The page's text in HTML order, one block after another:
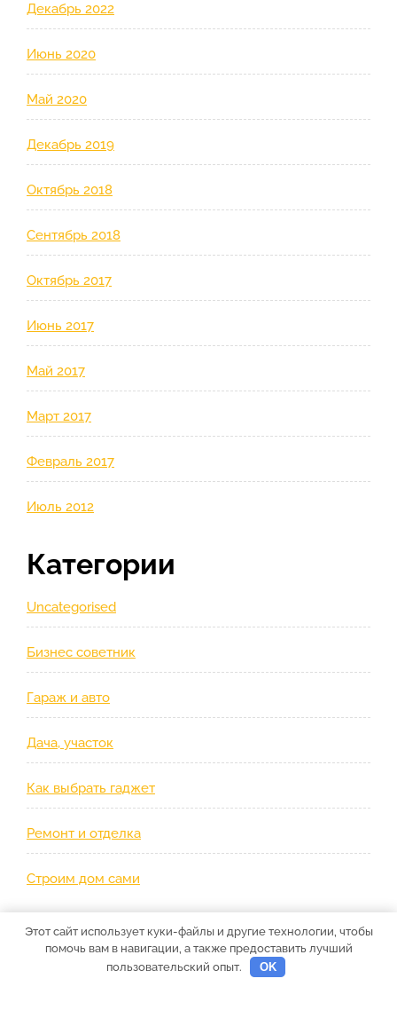
Декабрь 2022
Июнь 2020
Май 2020
Декабрь 2019
Октябрь 2018
Сентябрь 2018
Октябрь 2017
Июнь 2017
Май 2017
Март 2017
Февраль 2017
Июль 2012
Категории
Uncategorised
Бизнес советник
Гараж и авто
Дача, участок
Как выбрать гаджет
Ремонт и отделка
Строим дом сами
Этот сайт использует куки-файлы и другие технологии, чтобы
помочь вам в навигации, а также предоставить лучший
пользовательский опыт.
OK